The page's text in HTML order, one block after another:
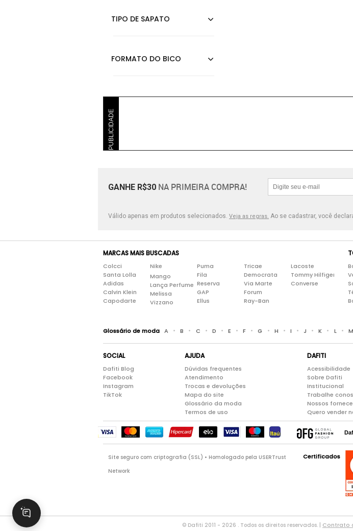
PUBLICIDADE
GANHE R$30 NA PRIMEIRA COMPRA!
Válido apenas em produtos selecionados. Veja as regras. Ao se cadastrar, você
MARCAS MAIS BUSCADAS
Colcci
Santa Lolla
Adidas
Calvin Klein
Capodarte
Nike
Mango
Lança Perfume
Melissa
Vizzano
Puma
Fila
Reserva
GAP
Ellus
Tricae
Democrata
Via Marte
Forum
Ray-Ban
Lacoste
Tommy Hilfiger
Converse
Glossário de moda A • B • C • D • E • F • G • H • I • J • K • L • M
SOCIAL
Dafiti Blog
Facebook
Instagram
TikTok
AJUDA
Dúvidas frequentes
Atendimento
Trocas e devoluções
Mapa do site
Glossário da moda
Termos de uso
DAFITI
Acessibilidade
Sobre Dafiti
Institucional
Trabalhe
Nossos
Quero vender
Site seguro com criptografia (SSL) • Homologado pela USERTrust
Network
Certificados
© Dafiti 2011 - 2026 . Todos os direitos reservados. | Contrato